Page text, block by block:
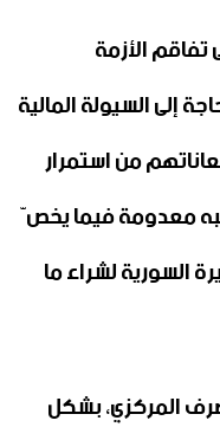
الأزمة
إلى السيولة المالية
من استمرار
معدومة فيما يخصّ
السورية لشراء ما
المركزي، بشكل